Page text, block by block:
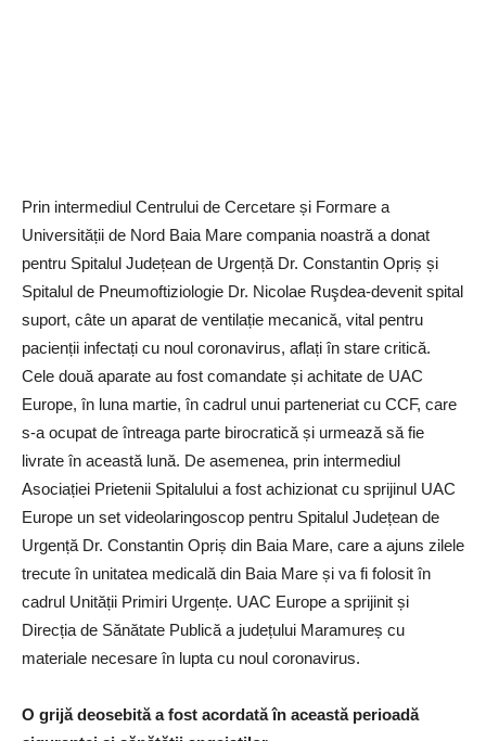
Prin intermediul Centrului de Cercetare și Formare a
Universității de Nord Baia Mare compania noastră a donat
pentru Spitalul Județean de Urgență Dr. Constantin Opriș și
Spitalul de Pneumoftiziologie Dr. Nicolae Ruşdea-devenit spital
suport, câte un aparat de ventilație mecanică, vital pentru
pacienții infectați cu noul coronavirus, aflați în stare critică.
Cele două aparate au fost comandate și achitate de UAC
Europe, în luna martie, în cadrul unui parteneriat cu CCF, care
s-a ocupat de întreaga parte birocratică și urmează să fie
livrate în această lună. De asemenea, prin intermediul
Asociației Prietenii Spitalului a fost achizionat cu sprijinul UAC
Europe un set videolaringoscop pentru Spitalul Județean de
Urgență Dr. Constantin Opriș din Baia Mare, care a ajuns zilele
trecute în unitatea medicală din Baia Mare și va fi folosit în
cadrul Unității Primiri Urgențe. UAC Europe a sprijinit și
Direcția de Sănătate Publică a județului Maramureș cu
materiale necesare în lupta cu noul coronavirus.
O grijă deosebită a fost acordată în această perioadă